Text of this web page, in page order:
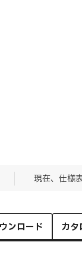
現在、仕様
ンロード カタ